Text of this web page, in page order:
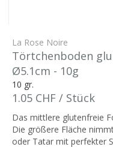
La Rose Noire
Törtchenboden
Ø5.1cm - 10g
10 gr.
1.05 CHF / Stück
Das mittlere glutenfreie
Die größere Fläche
oder Tatar mit perfekter